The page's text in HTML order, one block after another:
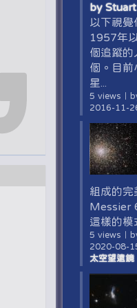
by
以下視覺
1957年
個追蹤
個。目
星...
5 views
2016-11-
組成的完
Messier
這樣的模
5 views
2020-08-
太空望遠鏡